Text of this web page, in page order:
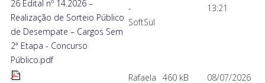
26 Edital nº 14.2026 –
Realização de Sorteio Público
de Desempate – Cargos Sem
2ª Etapa - Concurso
Público.pdf
-
SoftSul
13:21
Rafaela
460 kB
08/07/2026